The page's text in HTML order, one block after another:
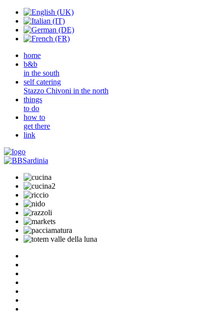
home
b&b
in the south
self catering
Stazzo Chivoni in the north
things
to do
how to
get there
link